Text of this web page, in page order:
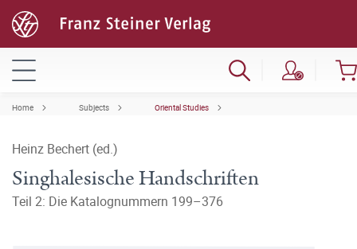
Home Subjects Oriental Studies
Heinz Bechert (ed.)
Singhalesische Handschriften
Teil 2: Die Katalognummern 199–376